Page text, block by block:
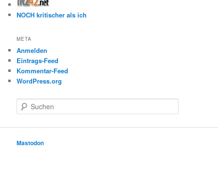
NOCH kritischer als ich
META
Anmelden
Eintrags-Feed
Kommentar-Feed
WordPress.org
u
e
Mastodon